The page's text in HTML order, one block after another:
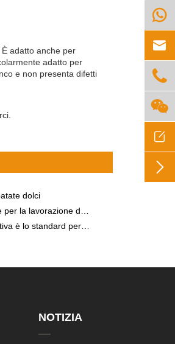
adatto anche per
adatto per
e non presenta difetti
dolci
lavorazione dell'amido
per la lavorazione dell'amido!
NOTIZIA





